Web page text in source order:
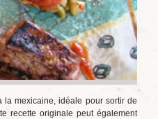
la mexicaine, idéale pour sortir de
recette originale peut également